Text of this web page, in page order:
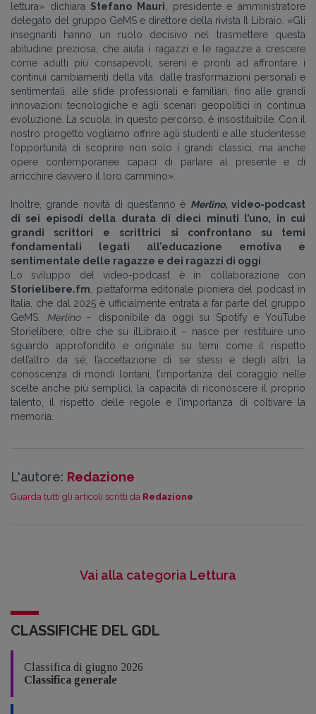
lettura» dichiara Stefano Mauri , presidente e amministratore
delegato del gruppo GeMS e direttore della rivista Il Libraio. «Gli
insegnanti hanno un ruolo decisivo nel trasmettere questa
abitudine preziosa, che aiuta i ragazzi e le ragazze a crescere
come adulti più consapevoli, sereni e pronti ad affrontare i
continui cambiamenti della vita: dalle trasformazioni personali e
sentimentali, alle sfide professionali e familiari, fino alle grandi
innovazioni tecnologiche e agli scenari geopolitici in continua
evoluzione. La scuola, in questo percorso, è insostituibile. Con il
nostro progetto vogliamo offrire agli studenti e alle studentesse
l’opportunità di scoprire non solo i grandi classici, ma anche
opere contemporanee capaci di parlare al presente e di
arricchire davvero il loro cammino».
Inoltre, grande novità di quest’anno è Merlino, video-podcast
di sei episodi della durata di dieci minuti l’uno, in cui
grandi scrittori e scrittrici si confrontano su temi
fondamentali legati all’educazione emotiva e
sentimentale delle ragazze e dei ragazzi di oggi
Lo sviluppo del video-podcast è in collaborazione con
Storielibere.fm , piattaforma editoriale pioniera del podcast in
Italia, che dal 2025 è ufficialmente entrata a far parte del gruppo
GeMS. Merlino – disponibile da oggi su Spotify e YouTube
Storielibere, oltre che su ilLibraio.it – nasce per restituire uno
sguardo approfondito e originale su temi come il rispetto
dell’altro da sé, l’accettazione di se stessi e degli altri, la
conoscenza di mondi lontani, l’importanza del coraggio nelle
scelte anche più semplici, la capacità di riconoscere il proprio
talento, il rispetto delle regole e l’importanza di coltivare la
memoria.
L'autore: Redazione
Guarda tutti gli articoli scritti da Redazione
Vai alla categoria Lettura
CLASSIFICHE DEL GDL
Classifica di giugno 2026
Classifica generale